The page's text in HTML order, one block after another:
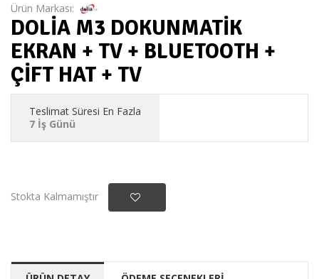
Ürün Markası:
DOLİA M3 DOKUNMATİK
EKRAN + TV + BLUETOOTH +
ÇİFT HAT + TV
Teslimat Süresi En Fazla
7 İş Günü
Stokta Kalmamıştır